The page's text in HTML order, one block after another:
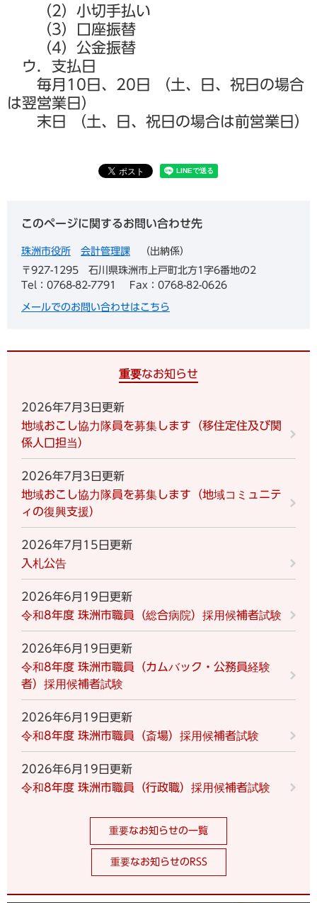
（2）小切手払い
（3）口座振替
（4）公金振替
ウ．支払日
毎月10日、20日 （土、日、祝日の場合
は翌営業日）
末日 （土、日、祝日の場合は前営業日）
このページに関するお問い合わせ先
珠洲市役所 会計管理課
出納係
〒927-1295
石川県珠洲市上戸町北方1字6番地の2
Tel：0768-82-7791
Fax：0768-82-0626
メールでのお問い合わせはこちら
重要なお知らせ
2026年7月3日更新
地域おこし協力隊員を募集します（移住定住及び関
係人口担当）
2026年7月3日更新
地域おこし協力隊員を募集します（地域コミュニテ
ィの復興支援）
2026年7月15日更新
入札公告
2026年6月19日更新
令和8年度 珠洲市職員（総合病院）採用候補者試験
2026年6月19日更新
令和8年度 珠洲市職員（カムバック・公務員経験
者）採用候補者試験
2026年6月19日更新
令和8年度 珠洲市職員（斎場）採用候補者試験
2026年6月19日更新
令和8年度 珠洲市職員（行政職）採用候補者試験
重要なお知らせの一覧
重要なお知らせのRSS